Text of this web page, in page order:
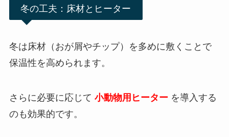
冬の工夫：床材とヒーター
冬は床材（おが屑やチップ）を多めに敷くことで
保温性を高められます。
さらに必要に応じて 小動物用ヒーターを導入する
のも効果的です。